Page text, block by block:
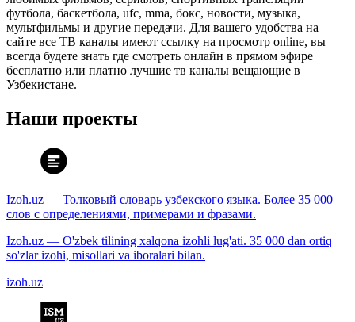
футбола, баскетбола, ufc, mma, бокс, новости, музыка,
мультфильмы и другие передачи. Для вашего удобства на
сайте все ТВ каналы имеют ссылку на просмотр online, вы
всегда будете знать где смотреть онлайн в прямом эфире
бесплатно или платно лучшие тв каналы вещающие в
Узбекистане.
Наши проекты
Izoh.uz — Толковый словарь узбекского языка. Более 35 000
слов с определениями, примерами и фразами.
Izoh.uz — O'zbek tilining xalqona izohli lug'ati. 35 000 dan ortiq
so'zlar izohi, misollari va iboralari bilan.
izoh.uz